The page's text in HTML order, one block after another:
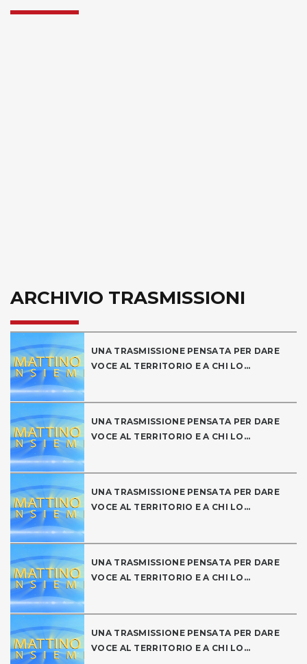
ARCHIVIO TRASMISSIONI
UNA TRASMISSIONE PENSATA PER DARE
VOCE AL TERRITORIO E A CHI LO...
UNA TRASMISSIONE PENSATA PER DARE
VOCE AL TERRITORIO E A CHI LO...
UNA TRASMISSIONE PENSATA PER DARE
VOCE AL TERRITORIO E A CHI LO...
UNA TRASMISSIONE PENSATA PER DARE
VOCE AL TERRITORIO E A CHI LO...
UNA TRASMISSIONE PENSATA PER DARE
VOCE AL TERRITORIO E A CHI LO...